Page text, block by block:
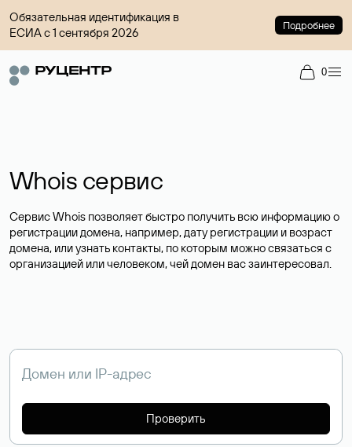
Обязательная идентификация в
ЕСИА с 1 сентября 2026
Подробнее
0
Whois сервис
Сервис Whois позволяет быстро получить всю информацию о
регистрации домена, например, дату регистрации и возраст
домена, или узнать контакты, по которым можно связаться с
организацией или человеком, чей домен вас заинтересовал.
Проверить